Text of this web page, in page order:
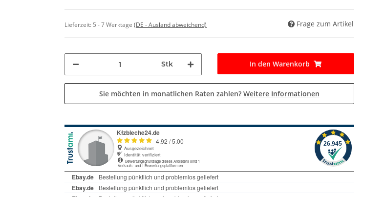
Lieferzeit: 5 - 7 Werktage (DE - Ausland abweichend) Frage zum Artikel
Stk In den Warenkorb
Sie möchten in monatlichen Raten zahlen? Weitere Informationen